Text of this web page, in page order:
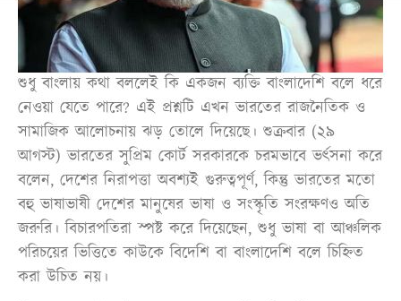
শুধু বাংলায় কথা বললেই কি একজন ব্যক্তি বাংলাদেশি বলে ধরে
নেওয়া যেতে পারে? এই প্রশ্নটি এখন ভারতের রাজনৈতিক ও
সামাজিক আলোচনায় ঝড় তোলে দিয়েছে। শুক্রবার (২৯
আগস্ট) ভারতের সুপ্রিম কোর্ট সরকারকে চরমভাবে ভর্ৎসনা করে
বলেন, দেশের নিরাপত্তা অবশ্যই গুরুত্বপূর্ণ, কিন্তু ভারতের মতো
বহু ভাষাভাষী দেশের মানুষের ভাষা ও সংস্কৃতি সংরক্ষণও অতি
জরুরি। বিচারপতিরা স্পষ্ট করে দিয়েছেন, শুধু ভাষা বা আঞ্চলিক
পরিচয়ের ভিত্তিতে কাউকে বিদেশি বা বাংলাদেশি বলে চিহ্নিত
করা উচিত নয়।